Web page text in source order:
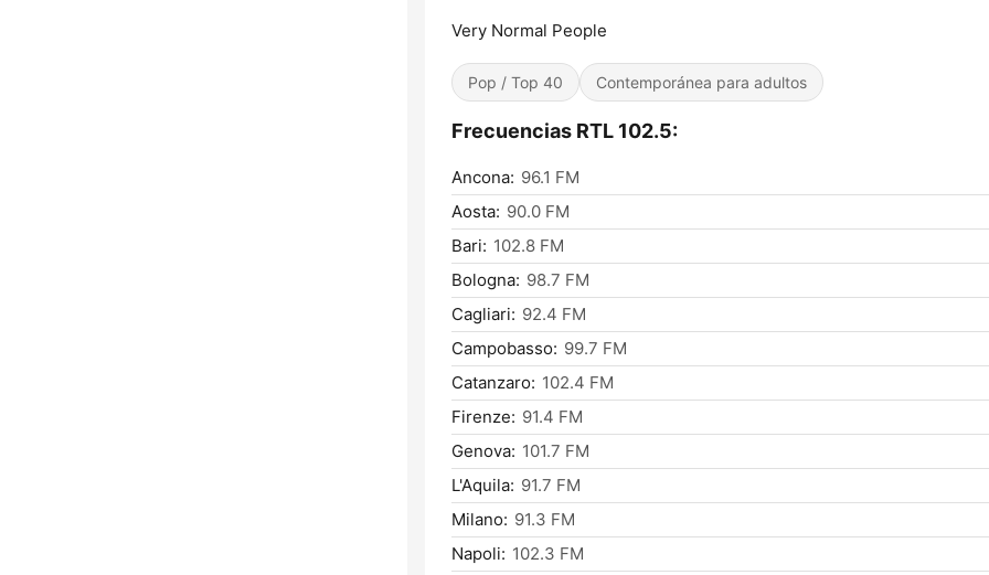
Very Normal People
Pop / Top 40 Contemporánea para adultos
Frecuencias RTL 102.5:
Ancona: 96.1 FM
Aosta: 90.0 FM
Bari: 102.8 FM
Bologna: 98.7 FM
Cagliari: 92.4 FM
Campobasso: 99.7 FM
Catanzaro: 102.4 FM
Firenze: 91.4 FM
Genova: 101.7 FM
L'Aquila: 91.7 FM
Milano: 91.3 FM
Napoli: 102.3 FM